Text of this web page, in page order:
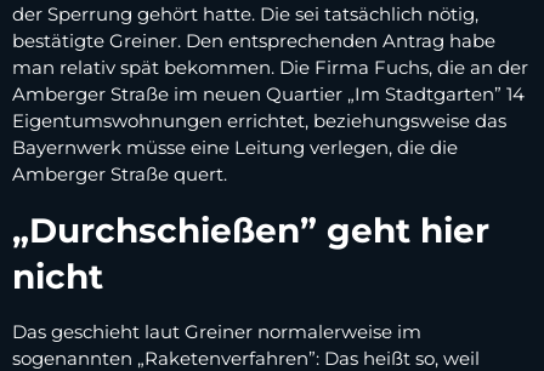
der Sperrung gehört hatte. Die sei tatsächlich nötig,
bestätigte Greiner. Den entsprechenden Antrag habe
man relativ spät bekommen. Die Firma Fuchs, die an der
Amberger Straße im neuen Quartier „Im Stadtgarten” 14
Eigentumswohnungen errichtet, beziehungsweise das
Bayernwerk müsse eine Leitung verlegen, die die
Amberger Straße quert.
„Durchschießen” geht hier
nicht
Das geschieht laut Greiner normalerweise im
sogenannten „Raketenverfahren”: Das heißt so, weil